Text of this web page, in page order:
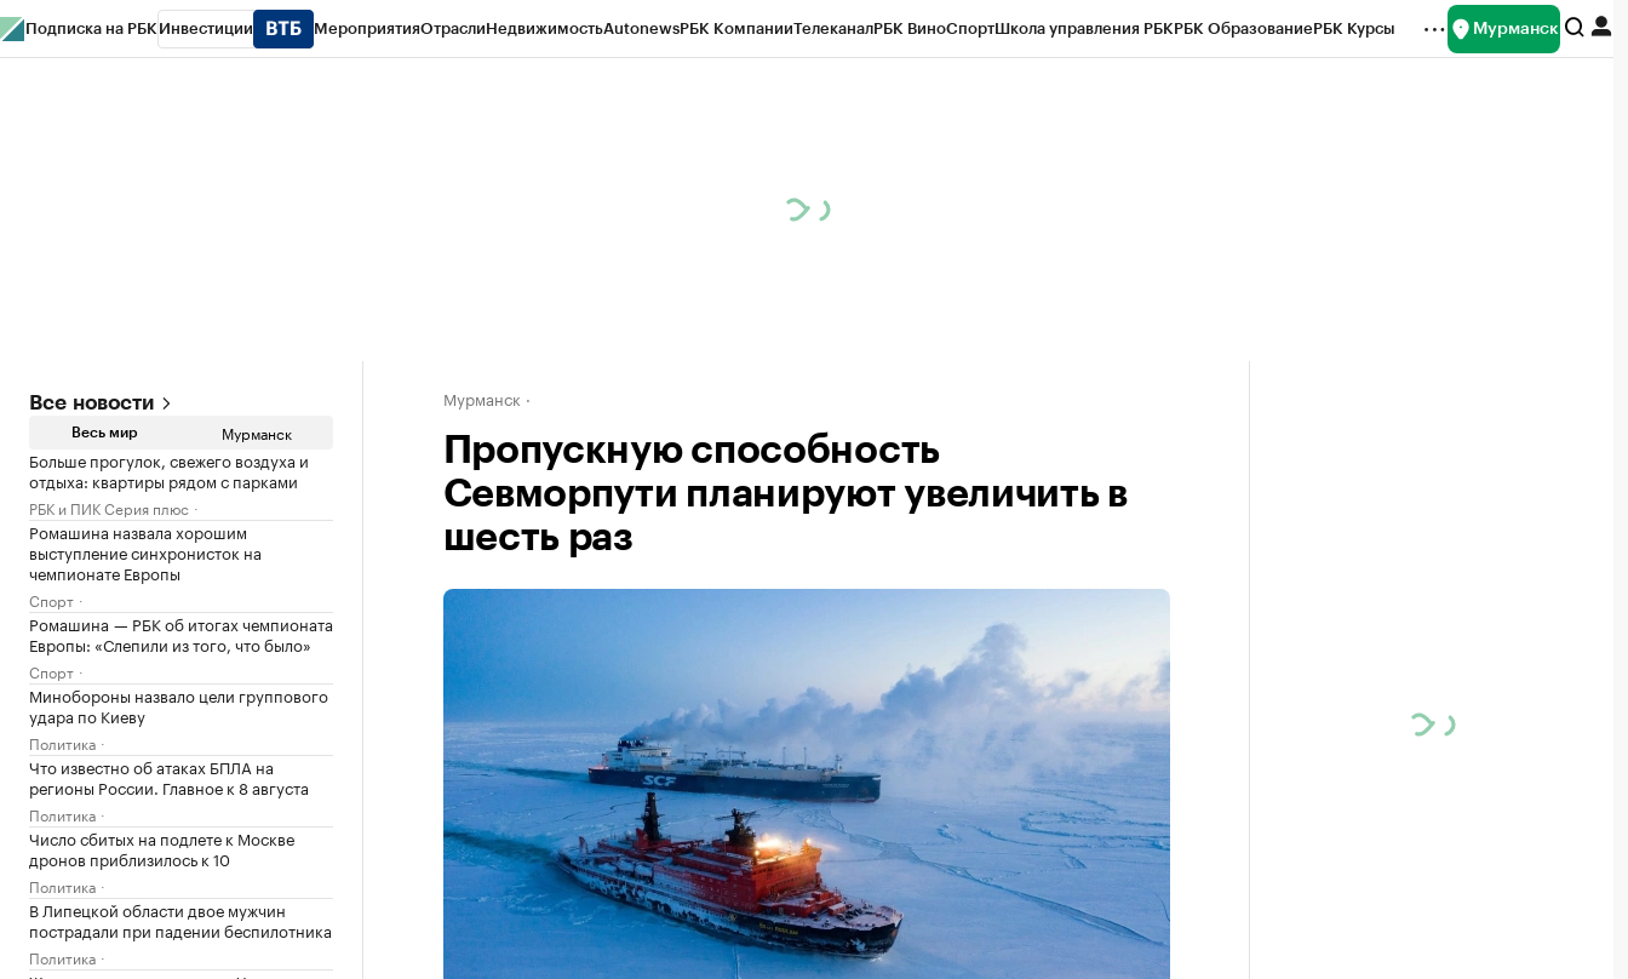
Подписка на РБК Инвестиции МероприятияОтраслиНедвижимостьAutonewsРБК КомпанииТелеканалРБК ВиноСпортШкола управления РБКРБК ОбразованиеРБК Курсы Мурманск
Все новости
Весь мир Мурманск
Больше прогулок, свежего воздуха и
отдыха: квартиры рядом с парками
РБК и ПИК Серия плюс
Ромашина назвала хорошим
выступление синхронисток на
чемпионате Европы
Спорт
Ромашина — РБК об итогах чемпионата
Европы: «Слепили из того, что было»
Спорт
Минобороны назвало цели группового
удара по Киеву
Политика
Что известно об атаках БПЛА на
регионы России. Главное к 8 августа
Политика
Число сбитых на подлете к Москве
дронов приблизилось к 10
Политика
В Липецкой области двое мужчин
пострадали при падении беспилотника
Политика
Мурманск
Пропускную способность
Севморпути планируют увеличить в
шесть раз